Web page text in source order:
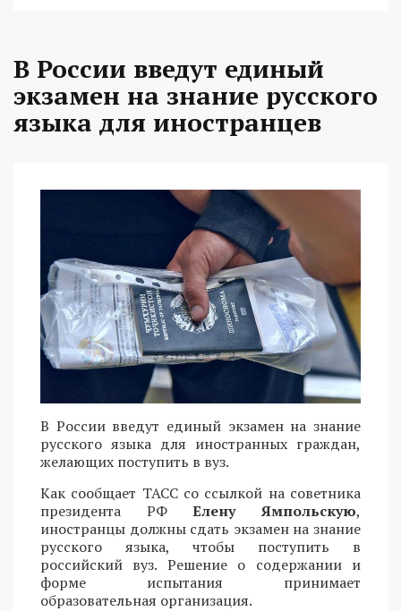
В России введут единый
экзамен на знание русского
языка для иностранцев
В России введут единый экзамен на знание
русского языка для иностранных граждан,
желающих поступить в вуз.
Как сообщает ТАСС со ссылкой на советника
президента РФЕлену Ямпольскую,
иностранцы должны сдать экзамен на знание
русского языка, чтобы поступить в
российский вуз. Решение о содержании и
форме испытания принимает
образовательная организация.